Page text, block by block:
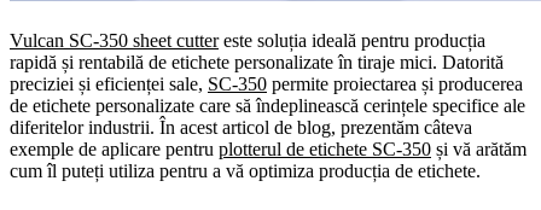
Vulcan SC-350 sheet cuttereste soluția ideală pentru producția
rapidă și rentabilă de etichete personalizate în tiraje mici. Datorită
preciziei și eficienței sale, SC-350 permite proiectarea și producerea
de etichete personalizate care să îndeplinească cerințele specifice ale
diferitelor industrii. În acest articol de blog, prezentăm câteva
exemple de aplicare pentru plotterul de etichete SC-350 și vă arătăm
cum îl puteți utiliza pentru a vă optimiza producția de etichete.